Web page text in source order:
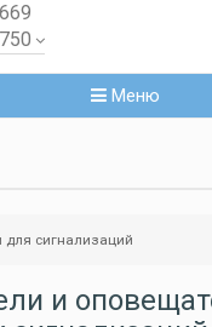
Меню
для сигнализаций
и